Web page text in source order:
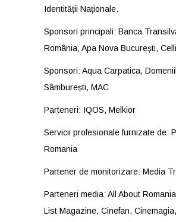
Identității Naționale.
Sponsori principali: Banca
România, Apa Nova București,
Sponsori: Aqua Carpatica,
Sâmburești, MAC
Parteneri: IQOS, Melkior
Servicii profesionale furnizate de:
Romania
Partener de monitorizare: Media
Parteneri media: All About
List Magazine, Cinefan,